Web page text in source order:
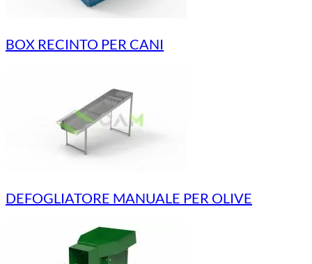
BOX RECINTO PER CANI
DEFOGLIATORE MANUALE PER OLIVE